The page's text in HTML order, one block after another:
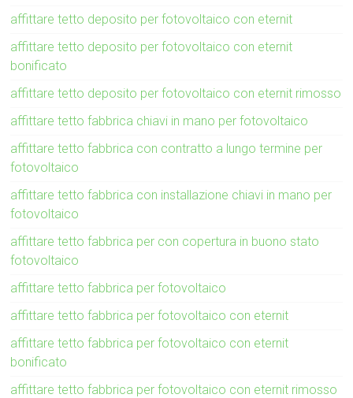
affittare tetto deposito per fotovoltaico con eternit
affittare tetto deposito per fotovoltaico con eternit
bonificato
affittare tetto deposito per fotovoltaico con eternit rimosso
affittare tetto fabbrica chiavi in mano per fotovoltaico
affittare tetto fabbrica con contratto a lungo termine per
fotovoltaico
affittare tetto fabbrica con installazione chiavi in mano per
fotovoltaico
affittare tetto fabbrica per con copertura in buono stato
fotovoltaico
affittare tetto fabbrica per fotovoltaico
affittare tetto fabbrica per fotovoltaico con eternit
affittare tetto fabbrica per fotovoltaico con eternit
bonificato
affittare tetto fabbrica per fotovoltaico con eternit rimosso